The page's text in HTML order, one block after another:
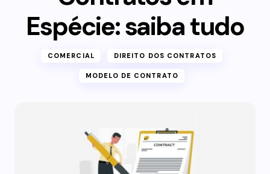
Espécie: saiba tudo
COMERCIAL DIREITO DOS CONTRATOS
MODELO DE CONTRATO